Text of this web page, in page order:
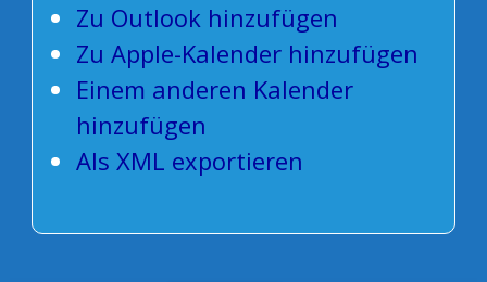
Zu Outlook hinzufügen
Zu Apple-Kalender hinzufügen
Einem anderen Kalender
hinzufügen
Als XML exportieren